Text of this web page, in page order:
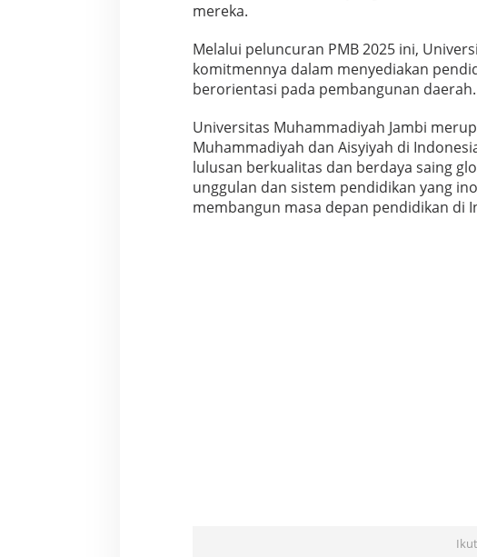
mereka.
Melalui peluncuran PMB 2025 ini,
komitmennya dalam menyediakan
berorientasi pada pembangunan daerah.
Universitas Muhammadiyah Jambi
Muhammadiyah dan Aisyiyah di
lulusan berkualitas dan berdaya saing
unggulan dan sistem pendidikan yang
membangun masa depan pendidikan di